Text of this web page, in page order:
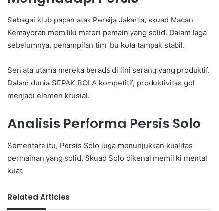
Sebagai klub papan atas Persija Jakarta, skuad Macan
Kemayoran memiliki materi pemain yang solid. Dalam laga
sebelumnya, penampilan tim ibu kota tampak stabil.
Senjata utama mereka berada di lini serang yang produktif.
Dalam dunia SEPAK BOLA kompetitif, produktivitas gol
menjadi elemen krusial.
Analisis Performa Persis Solo
Sementara itu, Persis Solo juga menunjukkan kualitas
permainan yang solid. Skuad Solo dikenal memiliki mental
kuat.
Related Articles